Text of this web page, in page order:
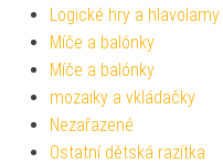
Logické hry a hlavolamy
Míče a balónky
Míče a balónky
mozaiky a vkládačky
Nezařazené
Ostatní dětská razítka